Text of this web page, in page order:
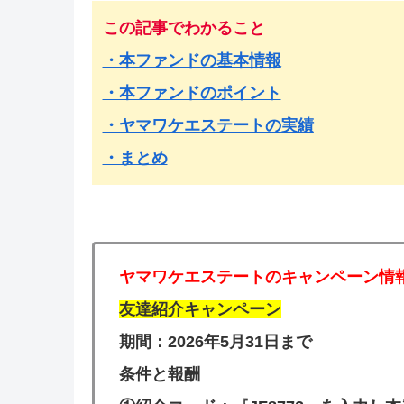
この記事でわかること
・本ファンドの基本情報
・本ファンドのポイント
・ヤマワケエステートの実績
・まとめ
ヤマワケエステートのキャンペーン情
友達紹介キャンペーン
期間：2026年5月31日まで
条件と報酬